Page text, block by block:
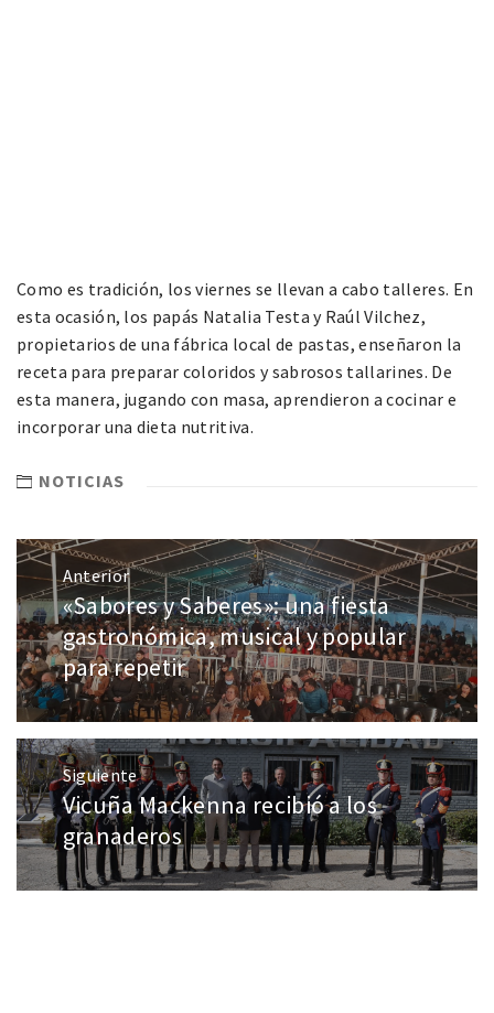
Como es tradición, los viernes se llevan a cabo talleres. En
esta ocasión, los papás Natalia Testa y Raúl Vilchez,
propietarios de una fábrica local de pastas, enseñaron la
receta para preparar coloridos y sabrosos tallarines. De
esta manera, jugando con masa, aprendieron a cocinar e
incorporar una dieta nutritiva.
NOTICIAS
Anterior
«Sabores y Saberes»: una fiesta
gastronómica, musical y popular
para repetir
Siguiente
Vicuña Mackenna recibió a los
granaderos